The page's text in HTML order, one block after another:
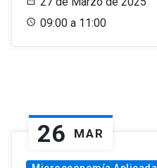
09:00 a 11:00
26 MAR